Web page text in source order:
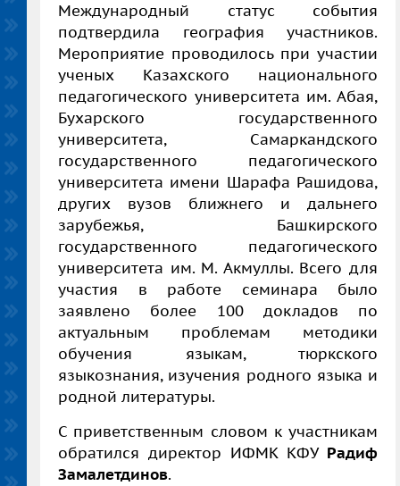
Международный статус события
подтвердила география участников.
Мероприятие проводилось при участии
ученых Казахского национального
педагогического университета им. Абая,
Бухарского государственного
университета, Самаркандского
государственного педагогического
университета имени Шарафа Рашидова,
других вузов ближнего и дальнего
зарубежья, Башкирского
государственного педагогического
университета им. М. Акмуллы. Всего для
участия в работе семинара было
заявлено более 100 докладов по
актуальным проблемам методики
обучения языкам, тюркского
языкознания, изучения родного языка и
родной литературы.
С приветственным словом к участникам
обратился директор ИФМК КФУ Радиф
Замалетдинов.